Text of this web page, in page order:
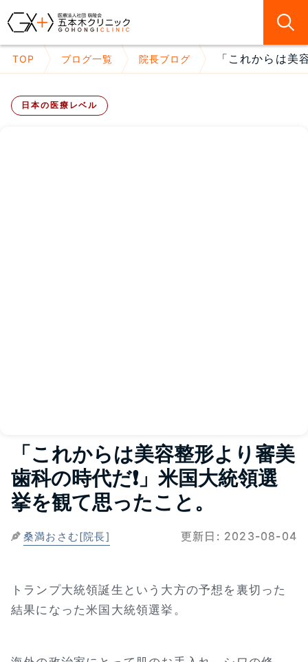
TOP ブログ一覧 院長ブログ 「これからは
日本の医療レベル
「これからは美容整形より審美
歯科の時代だ❗」米国大統領選
挙を観て思ったこと。
桑満おさむ[院長] 更新日: 2023-08-04
トランプ大統領誕生という大方の予想を裏切った
結果になった米国大統領選挙。